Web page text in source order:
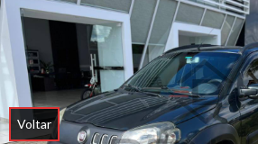
Voltar